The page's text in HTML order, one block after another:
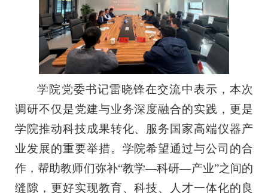
学院党委书记雷晓锋在交流中表示，本次
调研不仅是党建与业务深度融合的实践，更是
学院推动科技成果转化、服务国家高端仪器产
业发展的重要举措。学院希望通过与公司的合
作，帮助教师们弥补“教学—科研—产业”之间的
缝隙， 更好实现教育、科技、人才一体化的良